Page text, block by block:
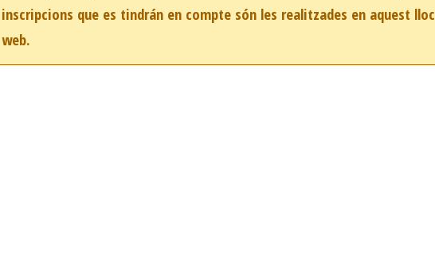
inscripcions que es tindrán en compte són les realitzades en aquest lloc
web.